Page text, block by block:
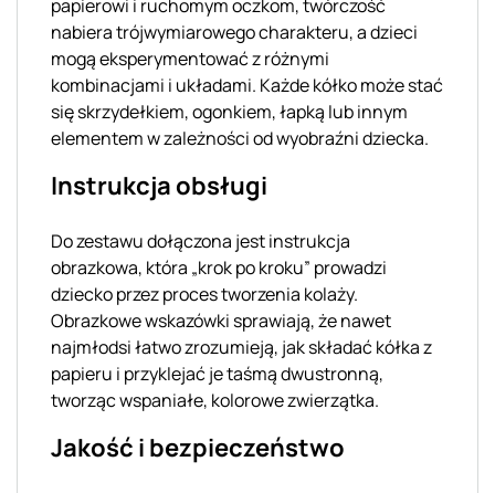
papierowi i ruchomym oczkom, twórczość
nabiera trójwymiarowego charakteru, a dzieci
mogą eksperymentować z różnymi
kombinacjami i układami. Każde kółko może stać
się skrzydełkiem, ogonkiem, łapką lub innym
elementem w zależności od wyobraźni dziecka.
Instrukcja obsługi
Do zestawu dołączona jest instrukcja
obrazkowa, która „krok po kroku” prowadzi
dziecko przez proces tworzenia kolaży.
Obrazkowe wskazówki sprawiają, że nawet
najmłodsi łatwo zrozumieją, jak składać kółka z
papieru i przyklejać je taśmą dwustronną,
tworząc wspaniałe, kolorowe zwierzątka.
Jakość i bezpieczeństwo